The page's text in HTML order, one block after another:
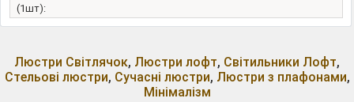
(1шт):
Люстри Світлячок, Люстри лофт, Світильники Лофт,
Стельові люстри, Сучасні люстри, Люстри з плафонами,
Мінімалізм